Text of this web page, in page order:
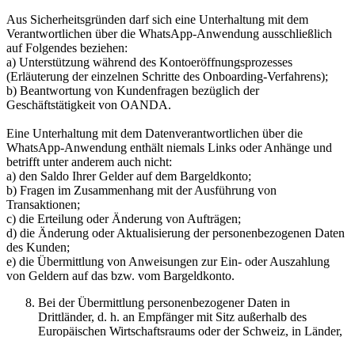
Aus Sicherheitsgründen darf sich eine Unterhaltung mit dem
Verantwortlichen über die WhatsApp-Anwendung ausschließlich
auf Folgendes beziehen:
a) Unterstützung während des Kontoeröffnungsprozesses
(Erläuterung der einzelnen Schritte des Onboarding-Verfahrens);
b) Beantwortung von Kundenfragen bezüglich der
Geschäftstätigkeit von OANDA.
Eine Unterhaltung mit dem Datenverantwortlichen über die
WhatsApp-Anwendung enthält niemals Links oder Anhänge und
betrifft unter anderem auch nicht:
a) den Saldo Ihrer Gelder auf dem Bargeldkonto;
b) Fragen im Zusammenhang mit der Ausführung von
Transaktionen;
c) die Erteilung oder Änderung von Aufträgen;
d) die Änderung oder Aktualisierung der personenbezogenen Daten
des Kunden;
e) die Übermittlung von Anweisungen zur Ein- oder Auszahlung
von Geldern auf das bzw. vom Bargeldkonto.
Bei der Übermittlung personenbezogener Daten in
Drittländer, d. h. an Empfänger mit Sitz außerhalb des
Europäischen Wirtschaftsraums oder der Schweiz, in Länder,